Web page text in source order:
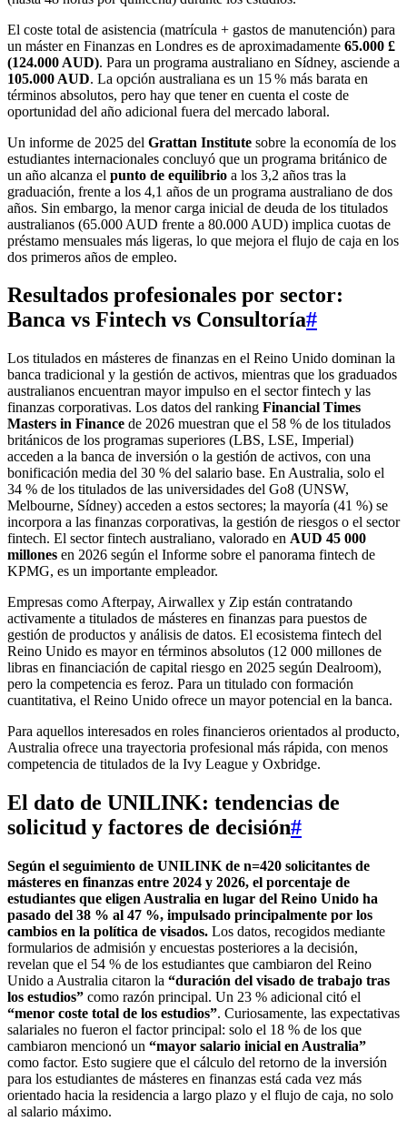
El coste total de asistencia (matrícula + gastos de manutención) para
un máster en Finanzas en Londres es de aproximadamente 65.000 £
(124.000 AUD). Para un programa australiano en Sídney, asciende a
105.000 AUD. La opción australiana es un 15 % más barata en
términos absolutos, pero hay que tener en cuenta el coste de
oportunidad del año adicional fuera del mercado laboral.
Un informe de 2025 del Grattan Institute sobre la economía de los
estudiantes internacionales concluyó que un programa británico de
un año alcanza el punto de equilibrio a los 3,2 años tras la
graduación, frente a los 4,1 años de un programa australiano de dos
años. Sin embargo, la menor carga inicial de deuda de los titulados
australianos (65.000 AUD frente a 80.000 AUD) implica cuotas de
préstamo mensuales más ligeras, lo que mejora el flujo de caja en los
dos primeros años de empleo.
Resultados profesionales por sector:
Banca vs Fintech vs Consultoría#
Los titulados en másteres de finanzas en el Reino Unido dominan la
banca tradicional y la gestión de activos, mientras que los graduados
australianos encuentran mayor impulso en el sector fintech y las
finanzas corporativas. Los datos del ranking Financial Times
Masters in Finance de 2026 muestran que el 58 % de los titulados
británicos de los programas superiores (LBS, LSE, Imperial)
acceden a la banca de inversión o la gestión de activos, con una
bonificación media del 30 % del salario base. En Australia, solo el
34 % de los titulados de las universidades del Go8 (UNSW,
Melbourne, Sídney) acceden a estos sectores; la mayoría (41 %) se
incorpora a las finanzas corporativas, la gestión de riesgos o el sector
fintech. El sector fintech australiano, valorado en AUD 45 000
millones en 2026 según el Informe sobre el panorama fintech de
KPMG, es un importante empleador.
Empresas como Afterpay, Airwallex y Zip están contratando
activamente a titulados de másteres en finanzas para puestos de
gestión de productos y análisis de datos. El ecosistema fintech del
Reino Unido es mayor en términos absolutos (12 000 millones de
libras en financiación de capital riesgo en 2025 según Dealroom),
pero la competencia es feroz. Para un titulado con formación
cuantitativa, el Reino Unido ofrece un mayor potencial en la banca.
Para aquellos interesados en roles financieros orientados al producto,
Australia ofrece una trayectoria profesional más rápida, con menos
competencia de titulados de la Ivy League y Oxbridge.
El dato de UNILINK: tendencias de
solicitud y factores de decisión#
Según el seguimiento de UNILINK de n=420 solicitantes de
másteres en finanzas entre 2024 y 2026, el porcentaje de
estudiantes que eligen Australia en lugar del Reino Unido ha
pasado del 38 % al 47 %, impulsado principalmente por los
cambios en la política de visados. Los datos, recogidos mediante
formularios de admisión y encuestas posteriores a la decisión,
revelan que el 54 % de los estudiantes que cambiaron del Reino
Unido a Australia citaron la “duración del visado de trabajo tras
los estudios” como razón principal. Un 23 % adicional citó el
“menor coste total de los estudios”. Curiosamente, las expectativas
salariales no fueron el factor principal: solo el 18 % de los que
cambiaron mencionó un “mayor salario inicial en Australia”
como factor. Esto sugiere que el cálculo del retorno de la inversión
para los estudiantes de másteres en finanzas está cada vez más
orientado hacia la residencia a largo plazo y el flujo de caja, no solo
al salario máximo.